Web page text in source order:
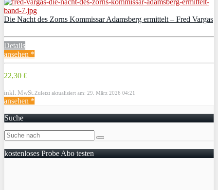
Die Nacht des Zorns Kommissar Adamsberg ermittelt – Fred Vargas
Details
ansehen *
22,30 €
inkl. MwSt. Zuletzt aktualisiert am: 29. März 2026 04:21
ansehen *
Suche
kostenloses Probe Abo testen